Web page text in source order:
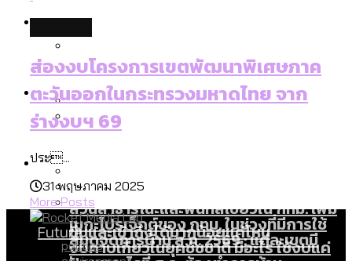
สำรวจร่างงบปี 70 ของ กทม. สำนักการ
จราจรฯ เพิ่ม 150% มีเพียง 5 เขตที่งบเพิ่ม
โดยเขตจตุจักรสูงสุด
เมื่อแยกท่องเที่ยวออกจากกีฬา กระทรวง
สมุดจดการบ้าน ส.ก. 2569 : แต่ละเขตมี
Environment
สำรวจเหตุไฟไหม้ในกรุงเทพฯ ส่วนใหญ่มา
จากไฟฟ้าลัดวงจร เขตจตุจักรเกิดไฟฟ้า
ลัดวงจรมากที่สุด
สวนสาธารณะและพื้นที่สีเขียวใน กทม. เพิ่ม
ขึ้นและเข้าถึงได้มากน้อยแค่ไหน
Culture
รับรองเพศของ Transgender ทั่วโลก
ประเทศไหนทำได้บ้าง?
Economy
เมกะโปรเจ็กต์ของ กทม. ในช่วงที่มีการใช้
งบคาบเกี่ยวในยุคชัชชาติ มีอะไร ใช้งบแค่
Future
ส่องงบโครงการเขตพัฒนาพิเศษภาค
ตะวันออกในกระทรวงมหาดไทย จาก
ร่างงบฯ 69
ประ...
31 พฤษภาคม 2025
More Posts
politics